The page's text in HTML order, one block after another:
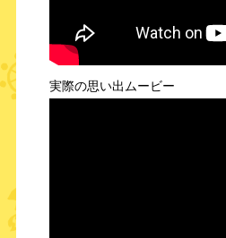
実際の思い出ムービー